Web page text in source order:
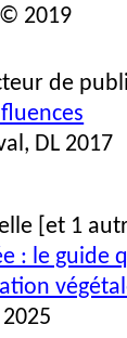
© 2019
de
DL 2017
[et 1
: le guide